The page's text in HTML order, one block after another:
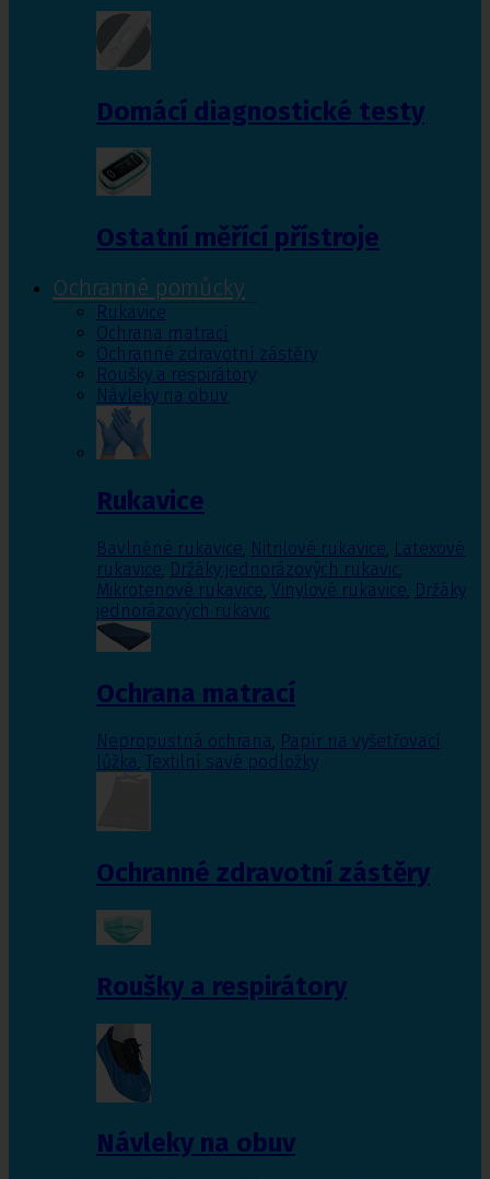
Domácí diagnostické testy
Ostatní měřící přístroje
Ochranné pomůcky
Rukavice
Ochrana matrací
Ochranné zdravotní zástěry
Roušky a respirátory
Návleky na obuv
Rukavice
Bavlněné rukavice, Nitrilové rukavice, Latexové
rukavice, Držáky jednorázových rukavic,
Mikrotenové rukavice, Vinylové rukavice, Držáky
jednorázových rukavic
Ochrana matrací
Nepropustná ochrana, Papír na vyšetřovací
lůžka, Textilní savé podložky
Ochranné zdravotní zástěry
Roušky a respirátory
Návleky na obuv